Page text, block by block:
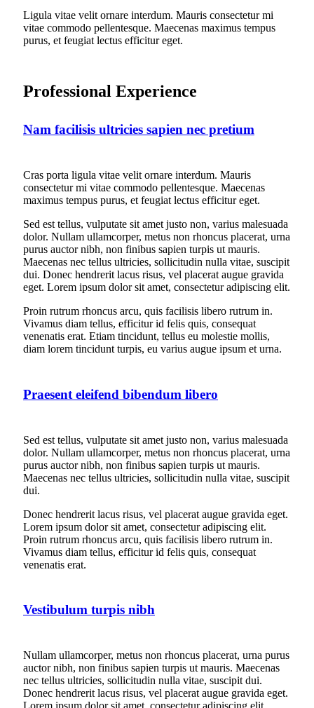
Ligula vitae velit ornare interdum. Mauris consectetur mi
vitae commodo pellentesque. Maecenas maximus tempus
purus, et feugiat lectus efficitur eget.
Professional Experience
Nam facilisis ultricies sapien nec pretium
Cras porta ligula vitae velit ornare interdum. Mauris
consectetur mi vitae commodo pellentesque. Maecenas
maximus tempus purus, et feugiat lectus efficitur eget.
Sed est tellus, vulputate sit amet justo non, varius malesuada
dolor. Nullam ullamcorper, metus non rhoncus placerat, urna
purus auctor nibh, non finibus sapien turpis ut mauris.
Maecenas nec tellus ultricies, sollicitudin nulla vitae, suscipit
dui. Donec hendrerit lacus risus, vel placerat augue gravida
eget. Lorem ipsum dolor sit amet, consectetur adipiscing elit.
Proin rutrum rhoncus arcu, quis facilisis libero rutrum in.
Vivamus diam tellus, efficitur id felis quis, consequat
venenatis erat. Etiam tincidunt, tellus eu molestie mollis,
diam lorem tincidunt turpis, eu varius augue ipsum et urna.
Praesent eleifend bibendum libero
Sed est tellus, vulputate sit amet justo non, varius malesuada
dolor. Nullam ullamcorper, metus non rhoncus placerat, urna
purus auctor nibh, non finibus sapien turpis ut mauris.
Maecenas nec tellus ultricies, sollicitudin nulla vitae, suscipit
dui.
Donec hendrerit lacus risus, vel placerat augue gravida eget.
Lorem ipsum dolor sit amet, consectetur adipiscing elit.
Proin rutrum rhoncus arcu, quis facilisis libero rutrum in.
Vivamus diam tellus, efficitur id felis quis, consequat
venenatis erat.
Vestibulum turpis nibh
Nullam ullamcorper, metus non rhoncus placerat, urna purus
auctor nibh, non finibus sapien turpis ut mauris. Maecenas
nec tellus ultricies, sollicitudin nulla vitae, suscipit dui.
Donec hendrerit lacus risus, vel placerat augue gravida eget.
Lorem ipsum dolor sit amet, consectetur adipiscing elit.